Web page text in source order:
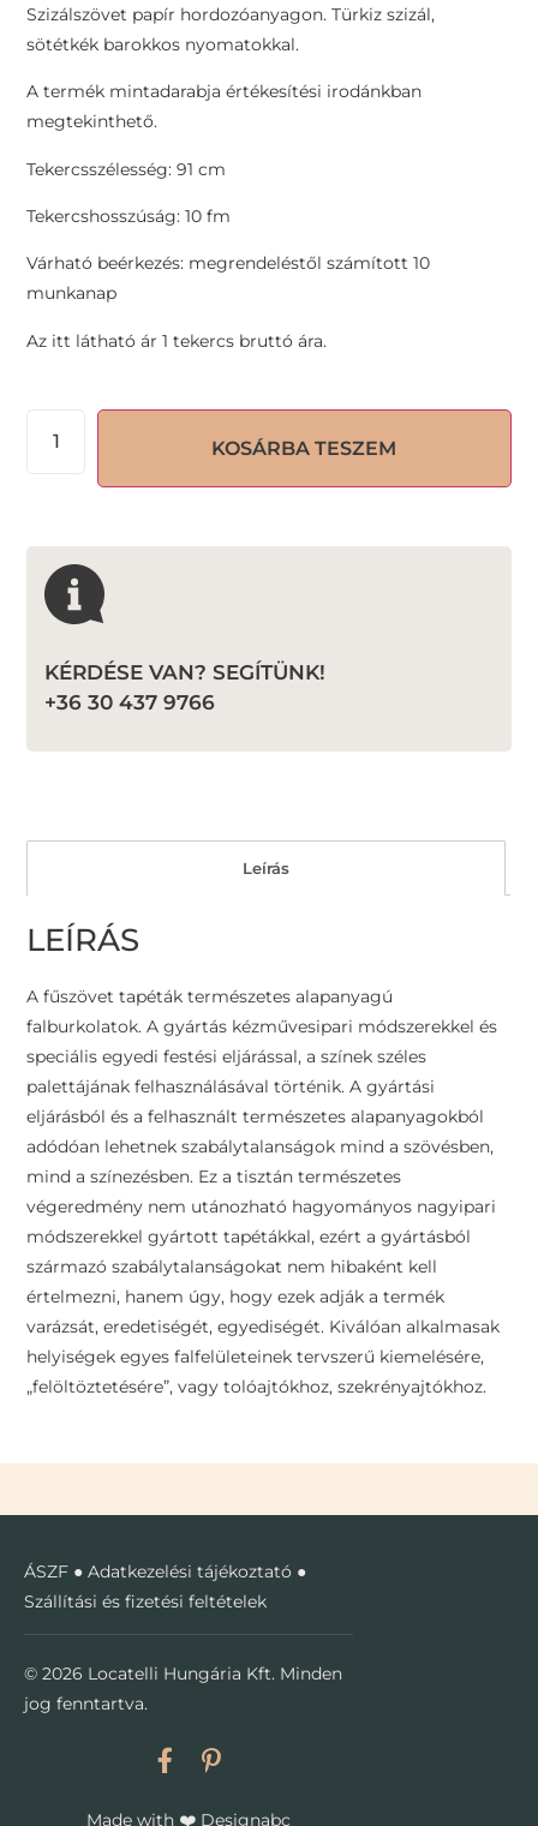
Szizálszövet papír hordozóanyagon. Türkiz szizál,
sötétkék barokkos nyomatokkal.
A termék mintadarabja értékesítési irodánkban
megtekinthető.
Tekercsszélesség: 91 cm
Tekercshosszúság: 10 fm
Várható beérkezés: megrendeléstől számított 10
munkanap
Az itt látható ár 1 tekercs bruttó ára.
KOSÁRBA TESZEM
KÉRDÉSE VAN? SEGÍTÜNK!
+36 30 437 9766
Leírás
LEÍRÁS
A fűszövet tapéták természetes alapanyagú
falburkolatok. A gyártás kézművesipari módszerekkel és
speciális egyedi festési eljárással, a színek széles
palettájának felhasználásával történik. A gyártási
eljárásból és a felhasznált természetes alapanyagokból
adódóan lehetnek szabálytalanságok mind a szövésben,
mind a színezésben. Ez a tisztán természetes
végeredmény nem utánozható hagyományos nagyipari
módszerekkel gyártott tapétákkal, ezért a gyártásból
származó szabálytalanságokat nem hibaként kell
értelmezni, hanem úgy, hogy ezek adják a termék
varázsát, eredetiségét, egyediségét. Kiválóan alkalmasak
helyiségek egyes falfelületeinek tervszerű kiemelésére,
„felöltöztetésére”, vagy tolóajtókhoz, szekrényajtókhoz.
ÁSZF ● Adatkezelési tájékoztató ●
Szállítási és fizetési feltételek
© 2026 Locatelli Hungária Kft. Minden
jog fenntartva.
Made with ❤️Designabc